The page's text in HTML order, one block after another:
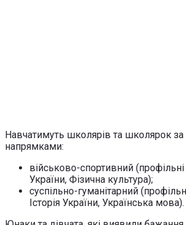
Навчатимуть школярів та школярок
напрямками:
військово-спортивний
України, Фізична культура);
суспільно-гуманітарний
Історія України, Українська мова).